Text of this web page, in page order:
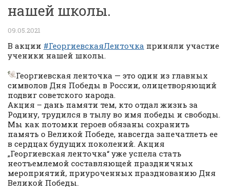
нашей школы.
09.05.2021
В акции #ГеоргиевскаяЛенточка приняли участие
ученики нашей школы.
Георгиевская ленточка — это один из главных
символов Дня Победы в России, олицетворяющий
подвиг советского народа.
Акция – дань памяти тем, кто отдал жизнь за
Родину, трудился в тылу во имя победы и свободы.
Мы как потомки героев обязаны сохранить
память о Великой Победе, навсегда запечатлеть ее
в сердцах будущих поколений. Акция
„Георгиевская ленточка“ уже успела стать
неотъемлемой составляющей праздничных
мероприятий, приуроченных празднованию Дня
Великой Победы.